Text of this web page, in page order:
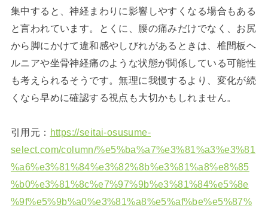
集中すると、神経まわりに影響しやすくなる場合もある
と言われています。とくに、腰の痛みだけでなく、お尻
から脚にかけて違和感やしびれがあるときは、椎間板ヘ
ルニアや坐骨神経痛のような状態が関係している可能性
も考えられるそうです。無理に我慢するより、変化が続
くなら早めに確認する視点も大切かもしれません。
引用元： https://seitai-osusume-
select.com/column/%e5%ba%a7%e3%81%a3%e3%81
%a6%e3%81%84%e3%82%8b%e3%81%a8%e8%85
%b0%e3%81%8c%e7%97%9b%e3%81%84%e5%8e
%9f%e5%9b%a0%e3%81%a8%e5%af%be%e5%87%